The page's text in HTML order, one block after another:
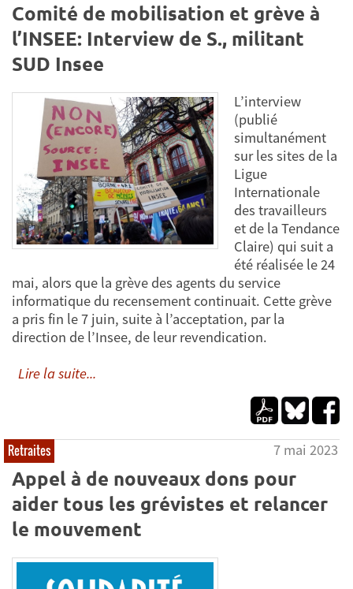
Comité de mobilisation et grève à
l’INSEE: Interview de S., militant
SUD Insee
L’interview
(publié
simultanément
sur les sites de la
Ligue
Internationale
des travailleurs
et de la Tendance
Claire) qui suit a
été réalisée le 24
mai, alors que la grève des agents du service
informatique du recensement continuait. Cette grève
a pris fin le 7 juin, suite à l’acceptation, par la
direction de l’Insee, de leur revendication.
Lire la suite...
Retraites 7 mai 2023
Appel à de nouveaux dons pour
aider tous les grévistes et relancer
le mouvement